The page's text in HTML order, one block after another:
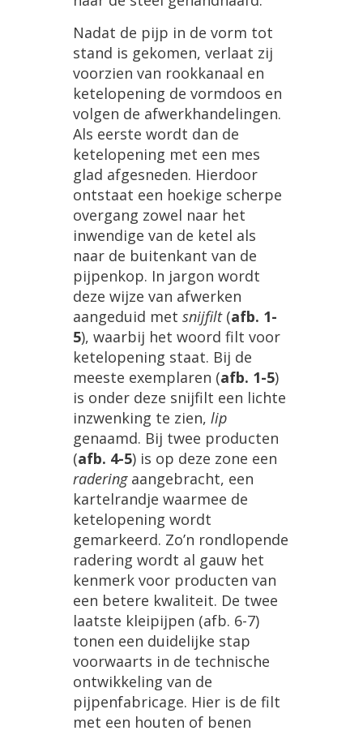
Nadat de pijp in de vorm tot
stand is gekomen, verlaat zij
voorzien van rookkanaal en
ketelopening de vormdoos en
volgen de afwerkhandelingen.
Als eerste wordt dan de
ketelopening met een mes
glad afgesneden. Hierdoor
ontstaat een hoekige scherpe
overgang zowel naar het
inwendige van de ketel als
naar de buitenkant van de
pijpenkop. In jargon wordt
deze wijze van afwerken
aangeduid met snijfilt(afb. 1-
5), waarbij het woord filt voor
ketelopening staat. Bij de
meeste exemplaren (afb. 1-5)
is onder deze snijfilt een lichte
inzwenking te zien, lip
genaamd. Bij twee producten
(afb. 4-5) is op deze zone een
radering aangebracht, een
kartelrandje waarmee de
ketelopening wordt
gemarkeerd. Zo’n rondlopende
radering wordt al gauw het
kenmerk voor producten van
een betere kwaliteit. De twee
laatste kleipijpen (afb. 6-7)
tonen een duidelijke stap
voorwaarts in de technische
ontwikkeling van de
pijpenfabricage. Hier is de filt
met een houten of benen